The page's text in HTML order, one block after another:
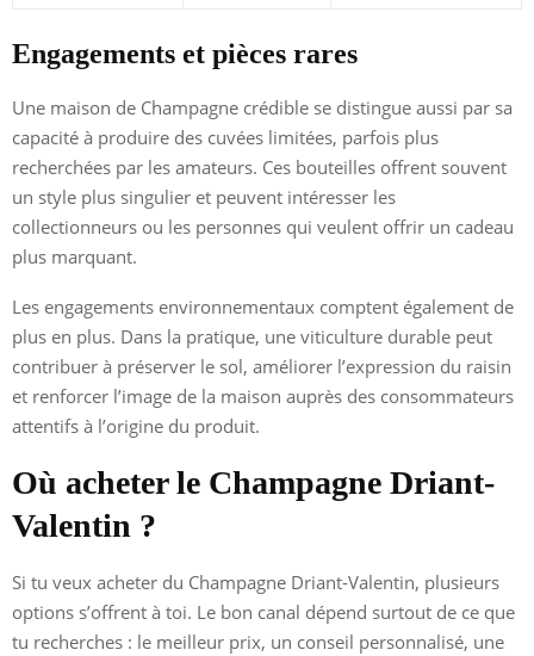
Engagements et pièces rares
Une maison de Champagne crédible se distingue aussi par sa
capacité à produire des cuvées limitées, parfois plus
recherchées par les amateurs. Ces bouteilles offrent souvent
un style plus singulier et peuvent intéresser les
collectionneurs ou les personnes qui veulent offrir un cadeau
plus marquant.
Les engagements environnementaux comptent également de
plus en plus. Dans la pratique, une viticulture durable peut
contribuer à préserver le sol, améliorer l’expression du raisin
et renforcer l’image de la maison auprès des consommateurs
attentifs à l’origine du produit.
Où acheter le Champagne Driant-
Valentin ?
Si tu veux acheter du Champagne Driant-Valentin, plusieurs
options s’offrent à toi. Le bon canal dépend surtout de ce que
tu recherches : le meilleur prix, un conseil personnalisé, une